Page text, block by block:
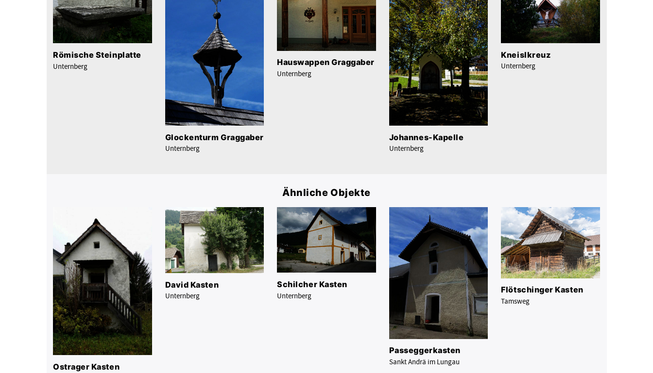
Römische Steinplatte
Unternberg
Glockenturm Graggaber
Unternberg
Hauswappen Graggaber
Unternberg
Johannes-Kapelle
Unternberg
Kneislkreuz
Unternberg
Ähnliche Objekte
Ostrager Kasten
David Kasten
Unternberg
Schilcher Kasten
Unternberg
Passeggerkasten
Sankt Andrä im Lungau
Flötschinger Kasten
Tamsweg